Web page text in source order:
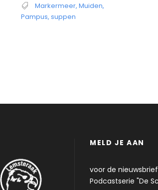
Markermeer, Muiden,
Pampus, suppen
MELD JE AAN
voor de
Podcastserie "De